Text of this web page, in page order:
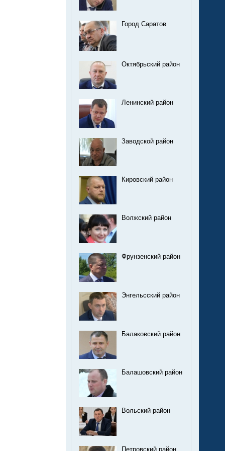
Город Саратов
Октябрьский район
Ленинский район
Заводской район
Кировский район
Волжский район
Фрунзенский район
Энгельсский район
Балаковский район
Балашовский район
Вольский район